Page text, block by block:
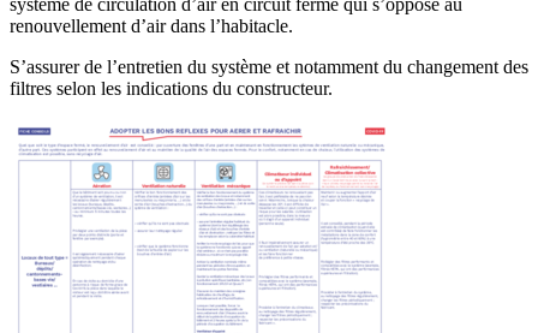
système de circulation d’air en circuit fermé qui s’oppose au
renouvellement d’air dans l’habitacle.
S’assurer de l’entretien du système et notamment du changement des
filtres selon les indications du constructeur.